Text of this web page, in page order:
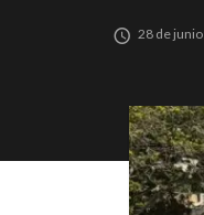
28 de